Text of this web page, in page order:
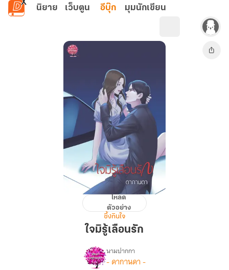
ข้ามไปยังเนื้อหาหลัก
นิยาย เว็บตูน อีบุ๊ก มุมนักเขียน
โหลด
ตัวอย่าง
ซึ้งกินใจ
ใจมิรู้เลือนรัก
เรื่อง(รี
นามปากกา
- ดากานดา -